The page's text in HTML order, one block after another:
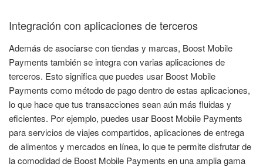
Integración con aplicaciones de terceros
Además de asociarse con tiendas y marcas, Boost Mobile
Payments también se integra con varias aplicaciones de
terceros. Esto significa que puedes usar Boost Mobile
Payments como método de pago dentro de estas aplicaciones,
lo que hace que tus transacciones sean aún más fluidas y
eficientes. Por ejemplo, puedes usar Boost Mobile Payments
para servicios de viajes compartidos, aplicaciones de entrega
de alimentos y mercados en línea, lo que te permite disfrutar de
la comodidad de Boost Mobile Payments en una amplia gama